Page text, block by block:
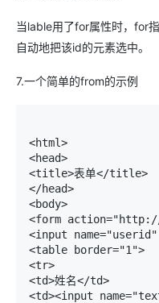
当lable用了for属性时，for
自动地把该id的元素选中。
7.一个简单的from的示例
<html>
<head>
<title>表单</title>
</head>
<body>
<form action="http://
<input
<table border="1">
<tr>
<td>姓名</td>
<td><input